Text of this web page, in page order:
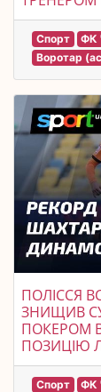
Спорт
ФК
Воротар
ПОЛІССЯ
ЗНИЩИВ
ПОКЕРОМ
ПОЗИЦІЮ
Спорт ФК